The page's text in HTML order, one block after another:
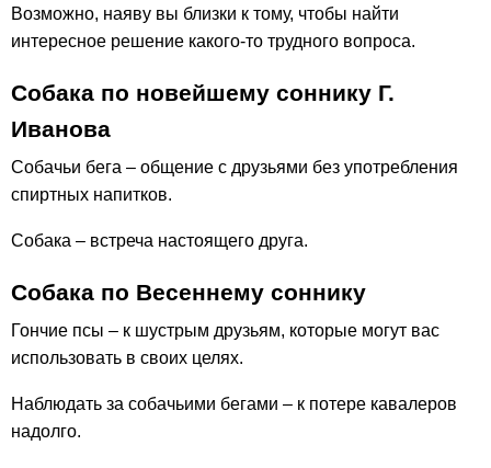
Возможно, наяву вы близки к тому, чтобы найти
интересное решение какого-то трудного вопроса.
Собака по новейшему соннику Г.
Иванова
Собачьи бега – общение с друзьями без употребления
спиртных напитков.
Собака – встреча настоящего друга.
Собака по Весеннему соннику
Гончие псы – к шустрым друзьям, которые могут вас
использовать в своих целях.
Наблюдать за собачьими бегами – к потере кавалеров
надолго.